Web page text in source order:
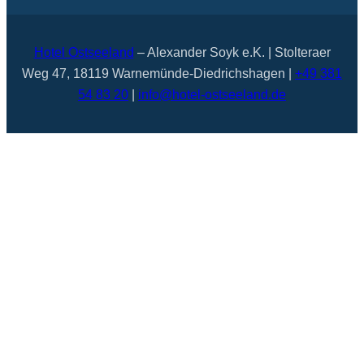
Hotel Ostseeland – Alexander Soyk e.K. | Stolteraer
Weg 47, 18119 Warnemünde-Diedrichshagen | +49 381
54 83 20
info@hotel-ostseeland.de